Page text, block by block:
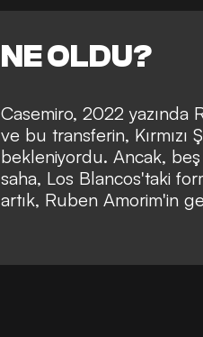
NE OLDU?
Casemiro, 2022 yazında
ve bu transferin, Kırmızı
bekleniyordu. Ancak, beş
saha, Los Blancos'taki
artık, Ruben Amorim'in